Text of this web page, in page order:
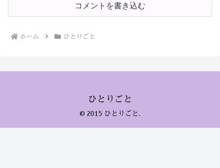
コメントを書き込む
ホーム ひとりごと
ひとりごと
© 2015 ひとりごと.